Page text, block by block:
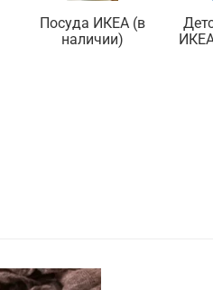
Посуда ИКЕА (в
наличии)